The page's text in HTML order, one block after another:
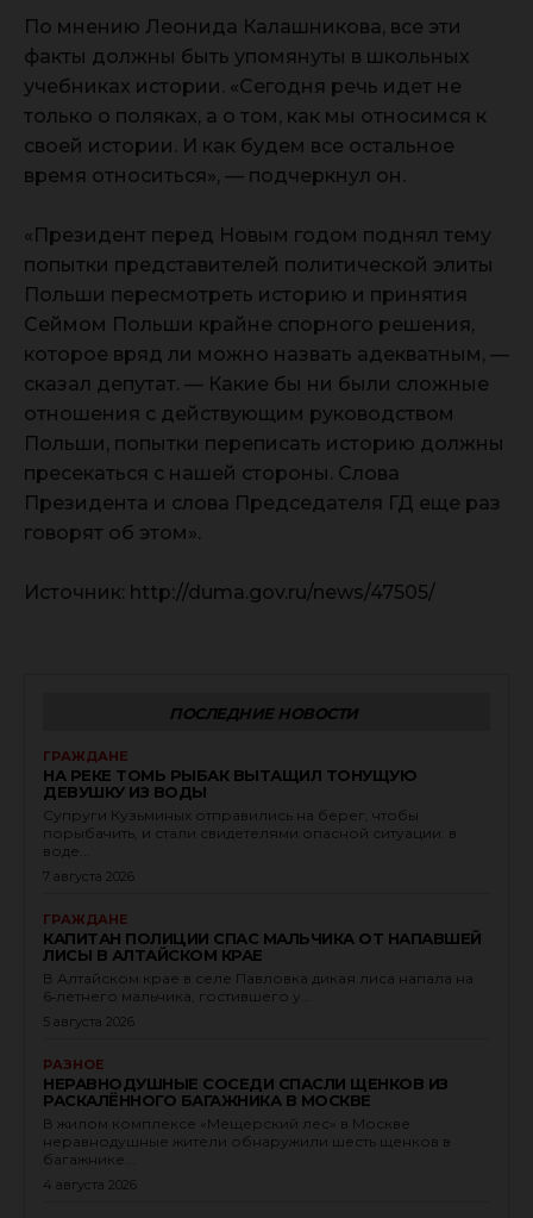
По мнению Леонида Калашникова, все эти
факты должны быть упомянуты в школьных
учебниках истории. «Сегодня речь идет не
только о поляках, а о том, как мы относимся к
своей истории. И как будем все остальное
время относиться», — подчеркнул он.
«Президент перед Новым годом поднял тему
попытки представителей политической элиты
Польши пересмотреть историю и принятия
Сеймом Польши крайне спорного решения,
которое вряд ли можно назвать адекватным, —
сказал депутат. — Какие бы ни были сложные
отношения с действующим руководством
Польши, попытки переписать историю должны
пресекаться с нашей стороны. Слова
Президента и слова Председателя ГД еще раз
говорят об этом».
Источник: http://duma.gov.ru/news/47505/
ПОСЛЕДНИЕ НОВОСТИ
ГРАЖДАНЕ
НА РЕКЕ ТОМЬ РЫБАК ВЫТАЩИЛ ТОНУЩУЮ
ДЕВУШКУ ИЗ ВОДЫ
Супруги Кузьминых отправились на берег, чтобы
порыбачить, и стали свидетелями опасной ситуации: в
воде...
7 августа 2026
ГРАЖДАНЕ
КАПИТАН ПОЛИЦИИ СПАС МАЛЬЧИКА ОТ НАПАВШЕЙ
ЛИСЫ В АЛТАЙСКОМ КРАЕ
В Алтайском крае в селе Павловка дикая лиса напала на
6‑летнего мальчика, гостившего у...
5 августа 2026
РАЗНОЕ
НЕРАВНОДУШНЫЕ СОСЕДИ СПАСЛИ ЩЕНКОВ ИЗ
РАСКАЛЁННОГО БАГАЖНИКА В МОСКВЕ
В жилом комплексе «Мещерский лес» в Москве
неравнодушные жители обнаружили шесть щенков в
багажнике...
4 августа 2026